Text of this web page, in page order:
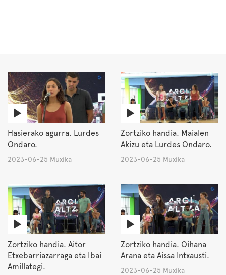
Hasierako agurra. Lurdes
Ondaro.
2023-06-25 Muxika
Zortziko handia. Maialen
Akizu eta Lurdes Ondaro.
2023-06-25 Muxika
Zortziko handia. Aitor
Etxebarriazarraga eta Ibai
Amillategi.
Zortziko handia. Oihana
Arana eta Aissa Intxausti.
2023-06-25 Muxika